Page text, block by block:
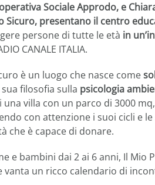
Sociale Approdo, e
presentano il centro
persone di tutte le età in
CANALE ITALIA.
è un luogo che nasce come
filosofia sulla psicologia
villa con un parco di 3000
con attenzione i suoi cicli e
che è capace di donare.
e bambini dai 2 ai 6 anni, Il Mio
vanta un ricco calendario di